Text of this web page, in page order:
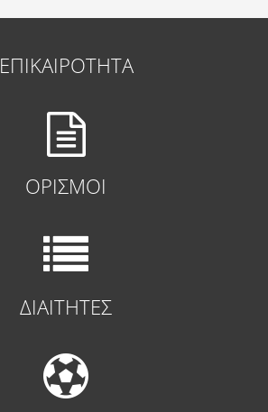
ΕΠΙΚΑΙΡΟΤΗΤΑ
ΟΡΙΣΜΟΙ
ΔΙΑΙΤΗΤΕΣ